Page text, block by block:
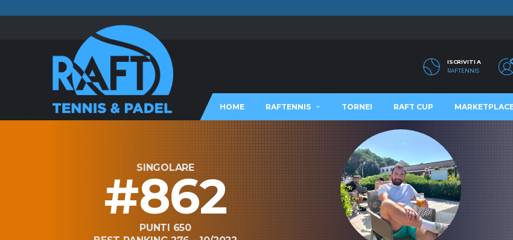
ISCRIVITI A
RAFTENNIS
HOME RAFTENNIS TORNEI RAFT CUP
SINGOLARE
#862
PUNTI 650